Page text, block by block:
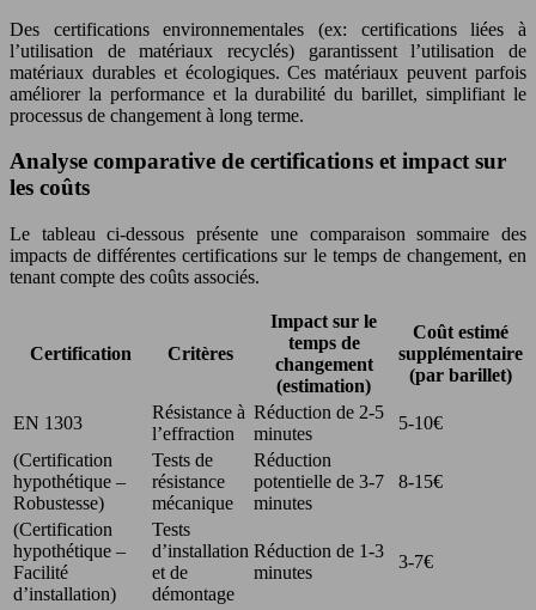
Des certifications environnementales (ex: certifications liées à
l’utilisation de matériaux recyclés) garantissent l’utilisation de
matériaux durables et écologiques. Ces matériaux peuvent parfois
améliorer la performance et la durabilité du barillet, simplifiant le
processus de changement à long terme.
Analyse comparative de certifications et impact sur
les coûts
Le tableau ci-dessous présente une comparaison sommaire des
impacts de différentes certifications sur le temps de changement, en
tenant compte des coûts associés.
Certification Critères
Impact sur le
temps de
changement
(estimation)
Coût estimé
supplémentaire
(par barillet)
EN 1303
Résistance à
l’effraction
Réduction de 2-5
minutes
5-10€
(Certification
hypothétique –
Robustesse)
Tests de
résistance
mécanique
Réduction
potentielle de 3-7
minutes
8-15€
(Certification
hypothétique –
Facilité
d’installation)
Tests
d’installation
et de
démontage
Réduction de 1-3
minutes
3-7€